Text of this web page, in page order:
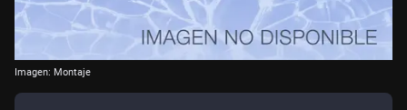
Imagen: Montaje